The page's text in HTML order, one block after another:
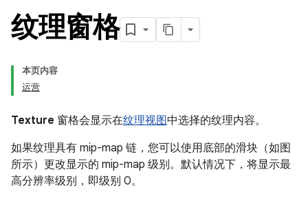
纹理窗格
本页内容
运营
Texture 窗格会显示在纹理视图中选择的纹理内容。
如果纹理具有 mip-map 链，您可以使用底部的滑块（如图
所示）更改显示的 mip-map 级别。默认情况下，将显示最
高分辨率级别，即级别 0。